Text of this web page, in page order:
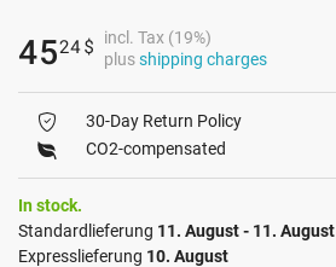
4524$
incl. Tax (19%)
plusshipping charges
30-Day Return Policy
CO2-compensated
In stock.
Standardlieferung 11. August - 11. August
Expresslieferung 10. August